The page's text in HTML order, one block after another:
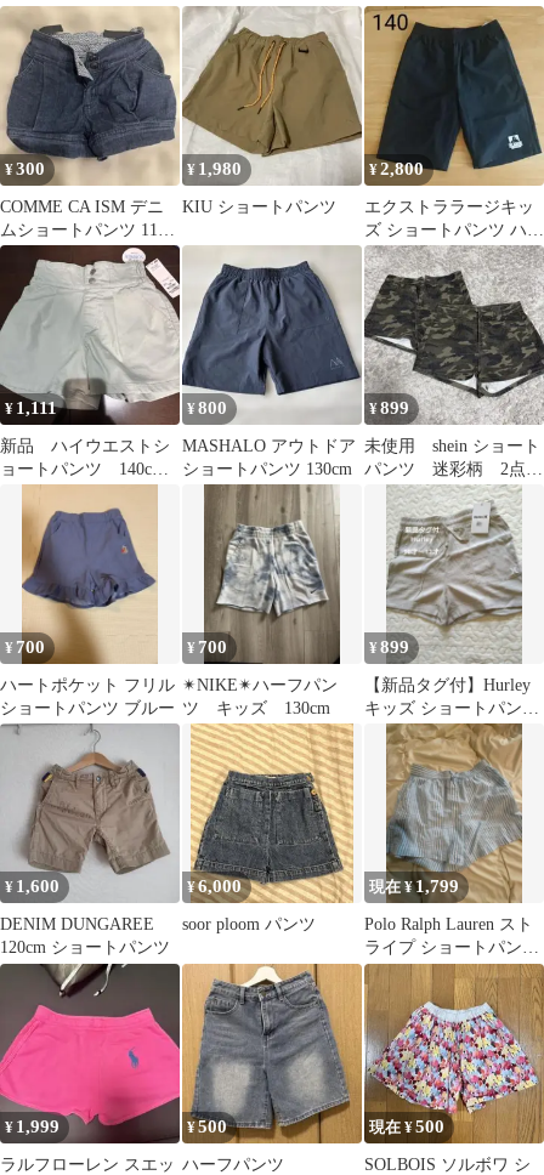
¥300
COMME CA ISM デニ
ムショートパンツ 110A
ウエスト調整可能
¥ 1,980
KIU ショートパンツ
¥2,800
エクストララージキッ
ズ ショートパンツ ハー
フパンツ 140cm ブラッ
ク
¥ 1,111
新品 ハイウエストシ
ョートパンツ 140cm
¥800
MASHALO アウトドア
ショートパンツ 130cm
¥899
未使用 shein ショート
パンツ 迷彩柄 2点セ
ット
¥ 700
ハートポケット フリル
ショートパンツ ブルー
¥ 700
✴︎NIKE✴︎ハーフパン
ツ キッズ 130cm
¥899
【新品タグ付】Hurley
キッズ ショートパンツ
ベージュ 10〜12才
¥ 1,600
DENIM DUNGAREE
120cm ショートパンツ
¥6,000
soor ploom パンツ
現在 ¥ 1,799
Polo Ralph Lauren スト
ライプ ショートパンツ
16
¥ 1,999
ラルフローレン スエッ
¥500
ハーフパンツ
現在 ¥500
SOLBOIS ソルボワ シ